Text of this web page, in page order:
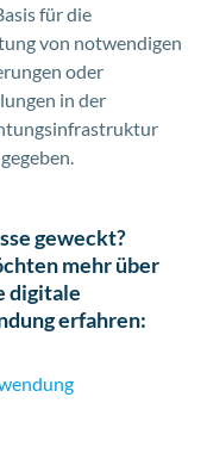
für die
von notwendigen
oder
in der
geweckt?
mehr über
digitale
erfahren: